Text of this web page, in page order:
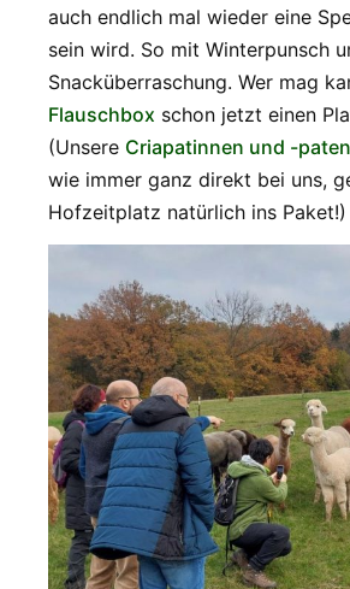
auch endlich mal wieder eine
sein wird. So mit Winterpunsch
Snacküberraschung. Wer mag
Flauschbox schon jetzt einen
(Unsere Criapatinnen und -paten
wie immer ganz direkt bei uns,
Hofzeitplatz natürlich ins Paket!)